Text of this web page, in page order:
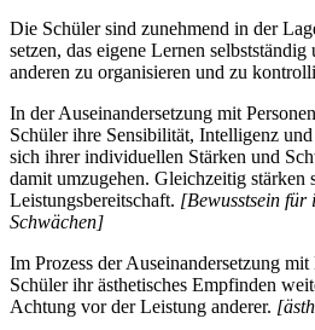
Die Schüler sind zunehmend in der
setzen, das eigene Lernen
anderen zu organisieren und zu
In der Auseinandersetzung mit
Schüler ihre Sensibilität, Intelligenz
sich ihrer individuellen Stärken und
damit umzugehen. Gleichzeitig stärken
Leistungsbereitschaft. [Bewusstsein für
Schwächen]
Im Prozess der Auseinandersetzung
Schüler ihr ästhetisches Empfinden
Achtung vor der Leistung anderer.